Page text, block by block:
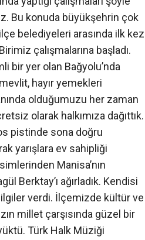
Bu konuda büyükşehrin çok
belediyeleri arasında ilk kez
çalışmalarına başladı.
bir yer olan Bağyolu’nda
hayır yemekleri
olduğumuzu her zaman
olarak halkımıza dağıttık.
pistinde sona doğru
yarışlara ev sahipliği
Manisa’nın
Berktay’ı ağırladık. Kendisi
verdi. İlçemizde kültür ve
millet çarşısında güzel bir
Türk Halk Müziği